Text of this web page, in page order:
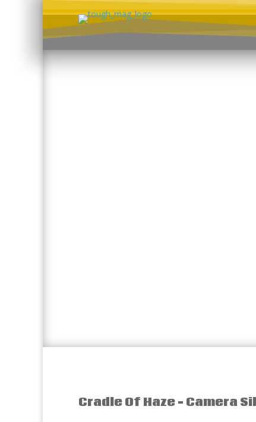
Cradle Of Haze – Camera